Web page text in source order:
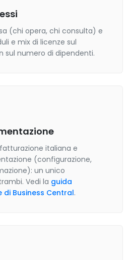
(chi opera, chi consulta) e
e mix di licenze sul
sul numero di dipendenti.
italiana e
(configurazione,
un unico
Vedi la guida
Business Central.